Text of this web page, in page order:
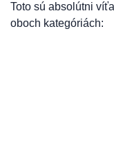
Toto sú absolútni
oboch kategóriách: